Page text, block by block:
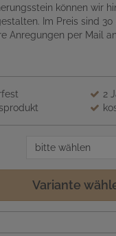
können wir
Im Preis sind 30
Anregungen per Mail
2
bitte wählen
Variante